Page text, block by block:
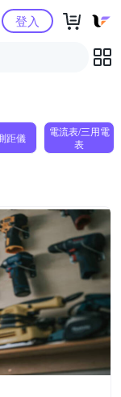
心
登入
距儀
電流表/三用電
表